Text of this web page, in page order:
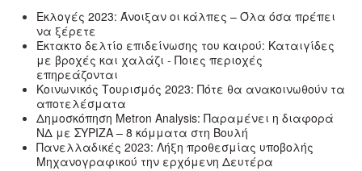
Εκλογές 2023: Άνοιξαν οι κάλπες – Όλα όσα πρέπει
να ξέρετε
Έκτακτο δελτίο επιδείνωσης του καιρού: Καταιγίδες
με βροχές και χαλάζι - Ποιες περιοχές
επηρεάζονται
Κοινωνικός Τουρισμός 2023: Πότε θα ανακοινωθούν τα
αποτελέσματα
Δημοσκόπηση Metron Analysis: Παραμένει η διαφορά
ΝΔ με ΣΥΡΙΖΑ – 8 κόμματα στη Βουλή
Πανελλαδικές 2023: Λήξη προθεσμίας υποβολής
Μηχανογραφικού την ερχόμενη Δευτέρα